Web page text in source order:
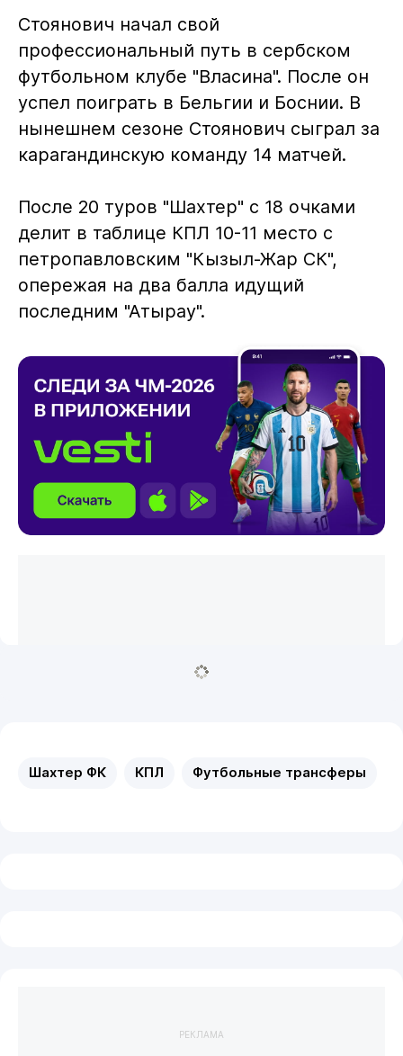
Стоянович начал свой
профессиональный путь в сербском
футбольном клубе "Власина". После он
успел поиграть в Бельгии и Боснии. В
нынешнем сезоне Стоянович сыграл за
карагандинскую команду 14 матчей.
После 20 туров "Шахтер" с 18 очками
делит в таблице КПЛ 10-11 место с
петропавловским "Кызыл-Жар СК",
опережая на два балла идущий
последним "Атырау".
Шахтер ФК КПЛ Футбольные трансферы
РЕКЛАМА